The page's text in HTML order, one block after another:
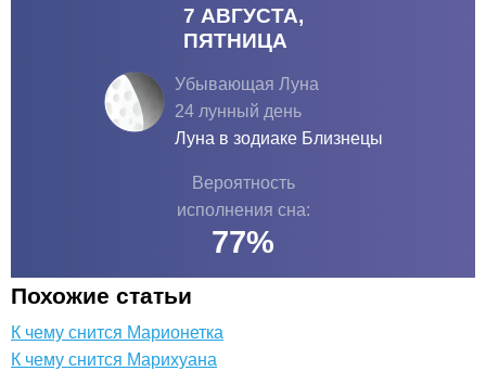
7 АВГУСТА,
ПЯТНИЦА
Убывающая Луна
24 лунный день
Луна в зодиаке Близнецы
Вероятность
исполнения сна:
77%
Похожие статьи
К чему снится Марионетка
К чему снится Марихуана